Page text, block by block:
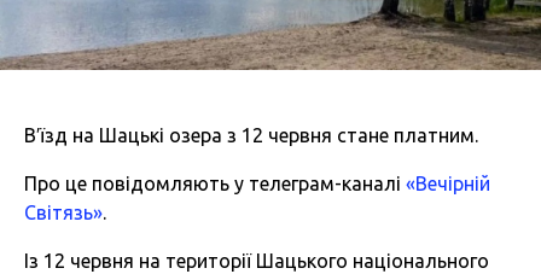
В′їзд на Шацькі озера з 12 червня стане платним.
Про це повідомляють у телеграм-каналі «Вечірній
Світязь».
Із 12 червня на території Шацького національного